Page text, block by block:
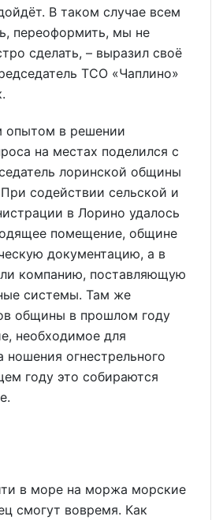
В таком случае всем
переоформить, мы не
сделать, – выразил своё
ТСО «Чаплино»
опытом в решении
на местах поделился с
лоринской общины
содействии сельской и
в Лорино удалось
помещение, общине
документацию, а в
компанию, поставляющую
системы. Там же
общины в прошлом году
необходимое для
ношения огнестрельного
году это собираются
в море на моржа морские
смогут вовремя. Как